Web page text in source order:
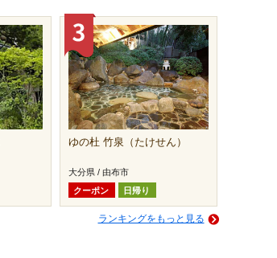
ゆの杜 竹泉（たけせん）
大分県 / 由布市
クーポン
日帰り
ランキングをもっと見る